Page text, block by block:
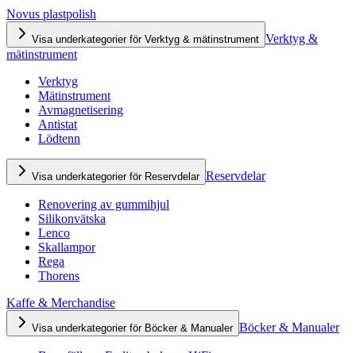
Novus plastpolish
Visa underkategorier för Verktyg & mätinstrument Verktyg &
mätinstrument
Verktyg
Mätinstrument
Avmagnetisering
Antistat
Lödtenn
Visa underkategorier för Reservdelar Reservdelar
Renovering av gummihjul
Silikonvätska
Lenco
Skallampor
Rega
Thorens
Kaffe & Merchandise
Visa underkategorier för Böcker & Manualer Böcker & Manualer